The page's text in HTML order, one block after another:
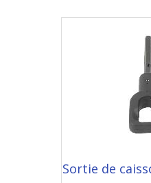
Sortie de